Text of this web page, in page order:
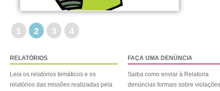
1 2 3 4
RELATÓRIOS
Leia os relatórios temáticos e os
relatórios das missões realizadas pela
FAÇA UMA DENÚNCIA
Saiba como enviar à Relatoria
denúncias formais sobre